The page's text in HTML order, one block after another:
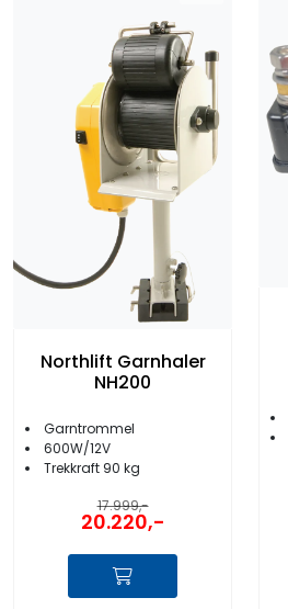
Northlift Garnhaler
NH200
Garntrommel
600W/12V
Trekkraft 90 kg
17.999,-
20.220,-